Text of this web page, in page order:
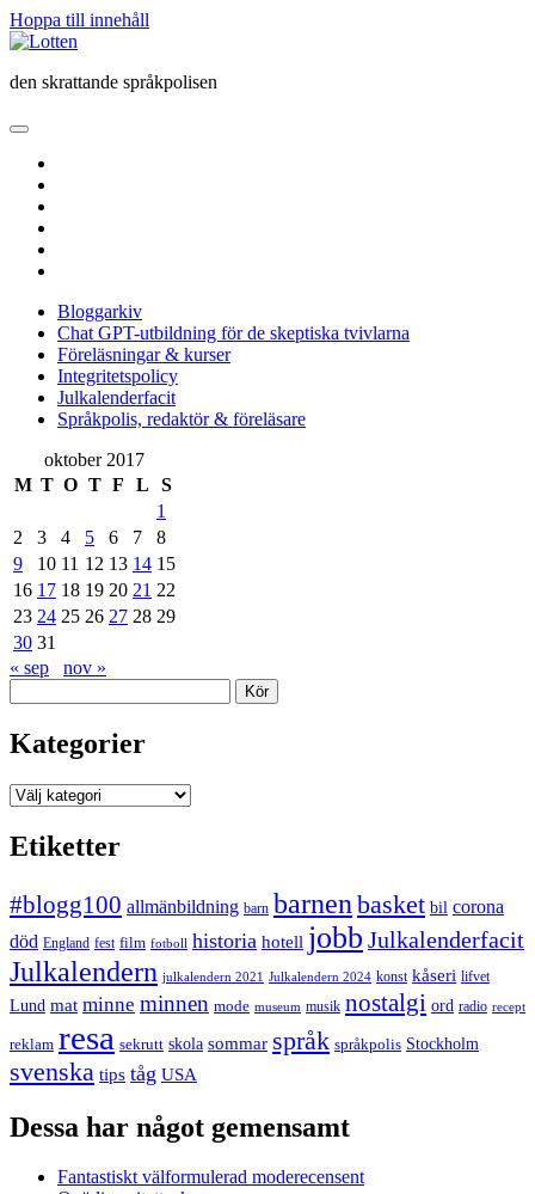
Hoppa till innehåll
Lotten
den skrattande språkpolisen
öppna
meny
Bloggarkiv
Chat GPT-utbildning för de skeptiska tvivlarna
Föreläsningar & kurser
Integritetspolicy
Julkalenderfacit
Språkpolis, redaktör & föreläsare
Sidopanel
oktober 2017
M T O T F L
S
1
2
3 4 5 6 7
8
9
10 11 12 13 14 15
16 17 18 19 20 21 22
23 24 25 26 27 28 29
30 31
« sep
nov »
Kategorier
Kategorier
Etiketter
#blogg100 allmänbildning barn barnen basket bil corona
död England fest film fotboll historia hotell jobb Julkalenderfacit
Julkalendern julkalendern 2021 Julkalendern 2024 konst kåseri lifvet
Lund mat minne minnen mode museum musik nostalgi ord radio recept
reklam resa sekrutt skola sommar språk språkpolis Stockholm
svenska tips tåg USA
Dessa har något gemensamt
Fantastiskt välformulerad moderecensent